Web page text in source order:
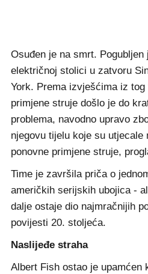
Osuđen je na smrt.
električnoj stolici u zatvoru
York. Prema izvješćima iz
primjene struje došlo je do
problema, navodno upravo
njegovu tijelu koje su
ponovne primjene struje,
Time je završila priča o
američkih serijskih ubojica -
dalje ostaje dio najmračnijih
povijesti 20. stoljeća.
Naslijeđe straha
Albert Fish ostao je upamćen